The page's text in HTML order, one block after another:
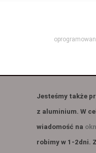
Jesteśmy także
z aluminium. W
wiadomość na
robimy w 1-2dni.